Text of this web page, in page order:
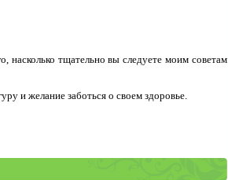
насколько тщательно вы следуете моим советам
и желание заботься о своем здоровье.